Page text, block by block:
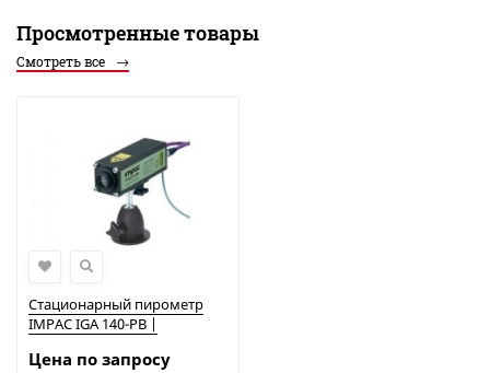
Просмотренные товары
Смотреть все
Стационарный пирометр
IMPAC IGA 140-PB |
Цена по запросу